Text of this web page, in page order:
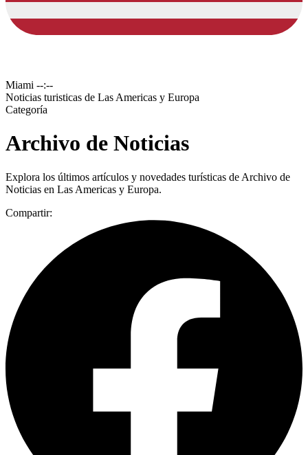
Miami --:--
Noticias turisticas de Las Americas y Europa
Categoría
Archivo de Noticias
Explora los últimos artículos y novedades turísticas de Archivo de
Noticias en Las Americas y Europa.
Compartir: